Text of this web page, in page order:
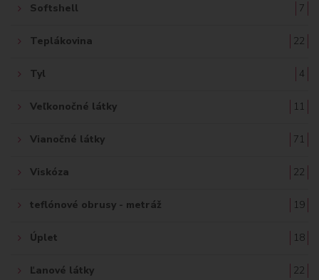
Softshell 7
Teplákovina 22
Tyl 4
Veľkonočné látky 11
Vianočné látky 71
Viskóza 22
teflónové obrusy - metráž 19
Úplet 18
Ľanové látky 22